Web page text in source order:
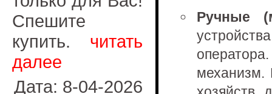
Спешите
купить. читать
далее
Дата: 8-04-2026
Ручные
механизм.